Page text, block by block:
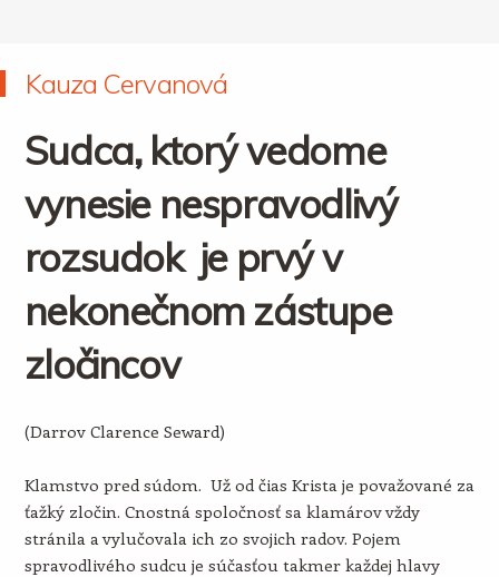
Kauza Cervanová
Sudca, ktorý vedome
vynesie nespravodlivý
rozsudok je prvý v
nekonečnom zástupe
zločincov
(Darrov Clarence Seward)
Klamstvo pred súdom. Už od čias Krista je považované za
ťažký zločin. Cnostná spoločnosť sa klamárov vždy
stránila a vylučovala ich zo svojich radov. Pojem
spravodlivého sudcu je súčasťou takmer každej hlavy